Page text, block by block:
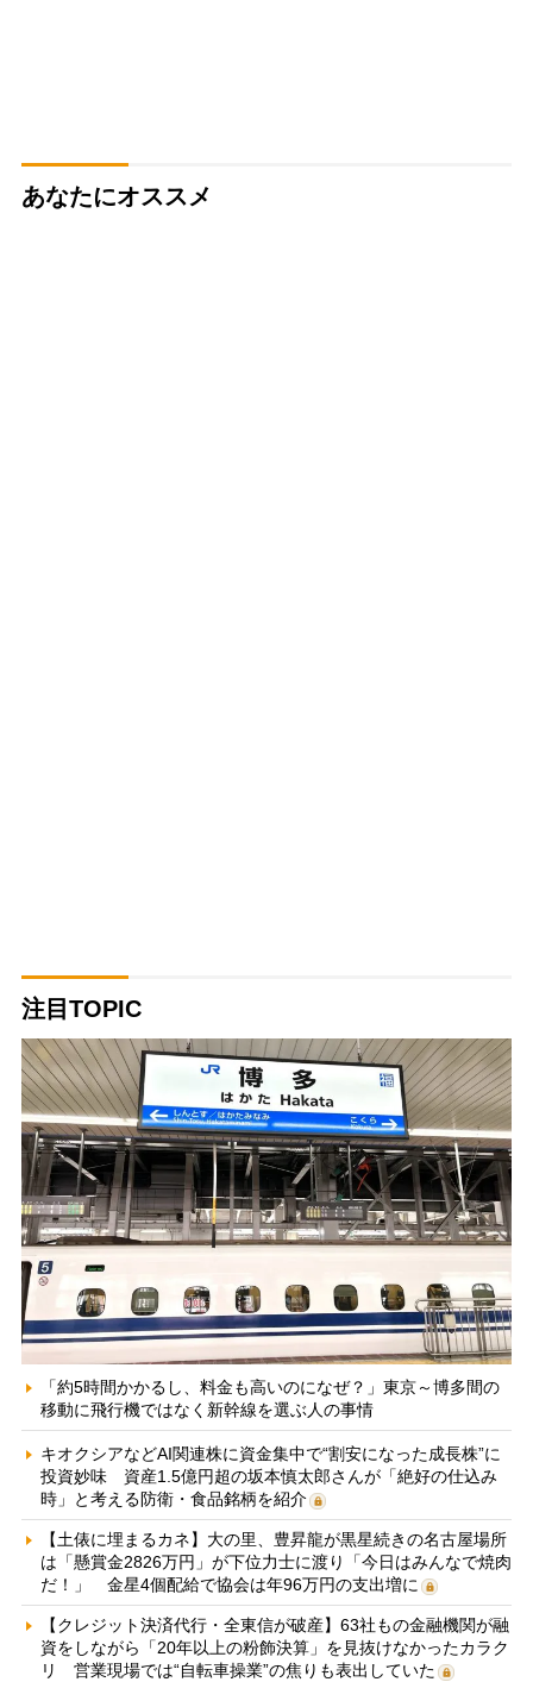
あなたにオススメ
注目TOPIC
「約5時間かかるし、料金も高いのになぜ？」東京～博多間の
移動に飛行機ではなく新幹線を選ぶ人の事情
キオクシアなどAI関連株に資金集中で“割安になった成長株”に
投資妙味 資産1.5億円超の坂本慎太郎さんが「絶好の仕込み
時」と考える防衛・食品銘柄を紹介
【土俵に埋まるカネ】大の里、豊昇龍が黒星続きの名古屋場所
は「懸賞金2826万円」が下位力士に渡り「今日はみんなで焼肉
だ！」 金星4個配給で協会は年96万円の支出増に
【クレジット決済代行・全東信が破産】63社もの金融機関が融
資をしながら「20年以上の粉飾決算」を見抜けなかったカラク
リ 営業現場では“自転車操業”の焦りも表出していた